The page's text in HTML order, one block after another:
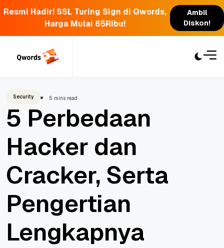
Resmi Hadir! SSL Turing Sign di Qwords,
Harga Mulai 65Ribu!
Ambil
Diskon!
Security 5 mins read
5 Perbedaan
Hacker dan
Cracker, Serta
Pengertian
Lengkapnya